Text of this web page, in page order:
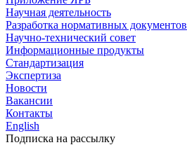
Научная деятельность
Разработка нормативных документов
Научно-технический совет
Информационные продукты
Стандартизация
Экспертиза
Новости
Вакансии
Контакты
English
Подписка на рассылку